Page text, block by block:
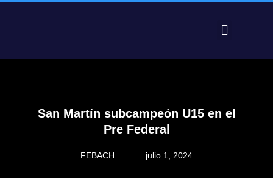
San Martín subcampeón U15 en el
Pre Federal
FEBACH julio 1, 2024